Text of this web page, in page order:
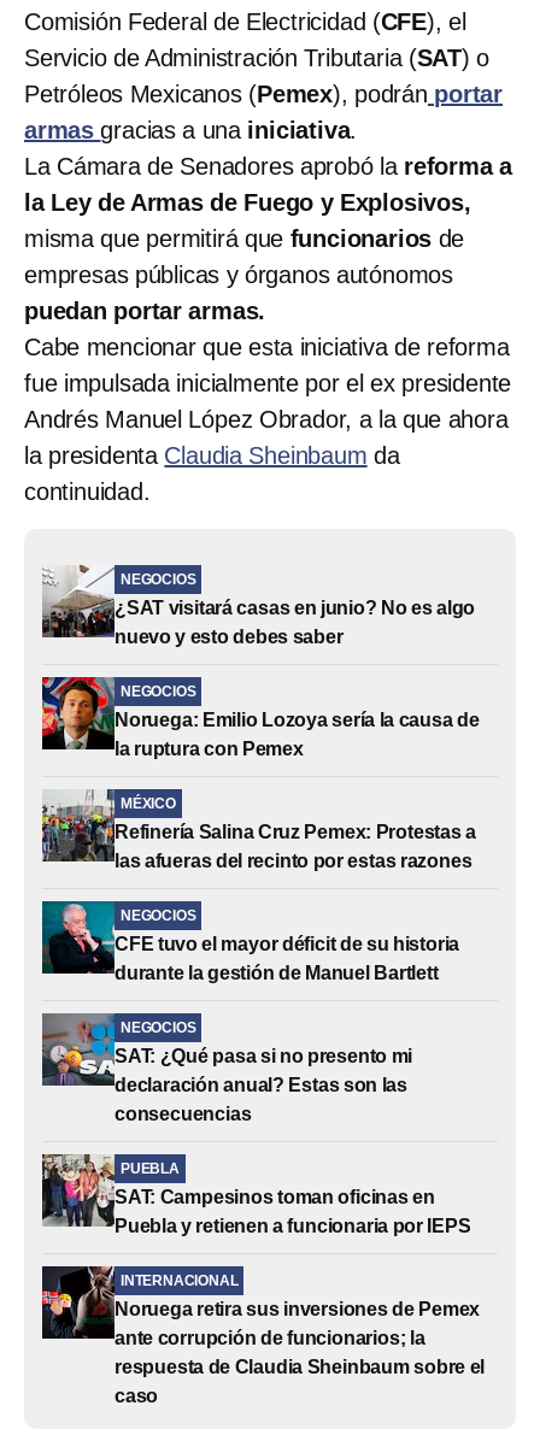
Comisión Federal de Electricidad (CFE), el
Servicio de Administración Tributaria (SAT) o
Petróleos Mexicanos (Pemex), podrán portar
armasgracias a una iniciativa.
La Cámara de Senadores aprobó lareforma a
la Ley de Armas de Fuego y Explosivos,
misma que permitirá que funcionarios de
empresas públicas y órganos autónomos
puedan portar armas.
Cabe mencionar que esta iniciativa de reforma
fue impulsada inicialmente por el ex presidente
Andrés Manuel López Obrador, a la que ahora
la presidenta Claudia Sheinbaum da
continuidad.
NEGOCIOS
¿SAT visitará casas en junio? No es algo
nuevo y esto debes saber
NEGOCIOS
Noruega: Emilio Lozoya sería la causa de
la ruptura con Pemex
MÉXICO
Refinería Salina Cruz Pemex: Protestas a
las afueras del recinto por estas razones
NEGOCIOS
CFE tuvo el mayor déficit de su historia
durante la gestión de Manuel Bartlett
NEGOCIOS
SAT: ¿Qué pasa si no presento mi
declaración anual? Estas son las
consecuencias
PUEBLA
SAT: Campesinos toman oficinas en
Puebla y retienen a funcionaria por IEPS
INTERNACIONAL
Noruega retira sus inversiones de Pemex
ante corrupción de funcionarios; la
respuesta de Claudia Sheinbaum sobre el
caso